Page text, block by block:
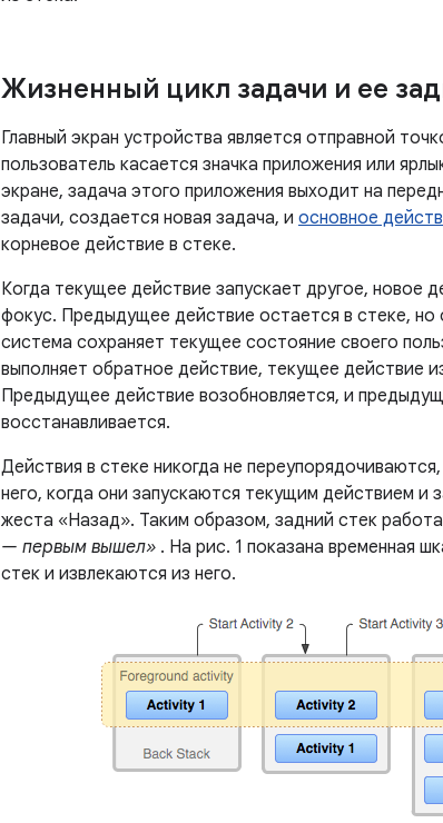
Жизненный цикл задачи и ее
Главный экран устройства является отправной
пользователь касается значка приложения или
экране, задача этого приложения выходит на
задачи, создается новая задача, и основное
корневое действие в стеке.
Когда текущее действие запускает другое, новое
фокус. Предыдущее действие остается в стеке, но
система сохраняет текущее состояние своего
выполняет обратное действие, текущее действие
Предыдущее действие возобновляется, и
восстанавливается.
Действия в стеке никогда не
него, когда они запускаются текущим действием
жеста «Назад». Таким образом, задний стек
— первым вышел» . На рис. 1 показана временная
стек и извлекаются из него.